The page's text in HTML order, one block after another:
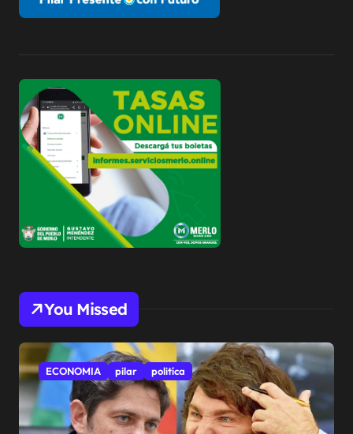
You Missed
ECONOMIA pilar politíca